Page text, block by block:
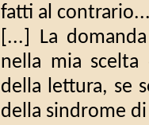
fatti al
[...] La
nella mia scelta
della lettura, se
della sindrome